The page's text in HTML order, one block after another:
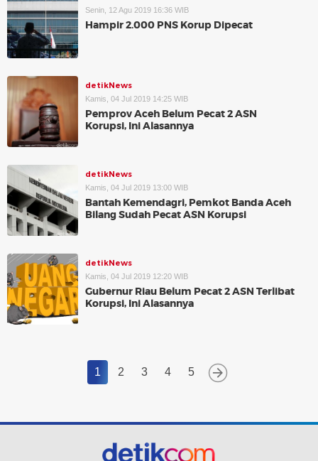
Senin, 12 Agu 2019 16:36 WIB
Hampir 2.000 PNS Korup Dipecat
detikNews
Kamis, 04 Jul 2019 14:25 WIB
Pemprov Aceh Belum Pecat 2 ASN
Korupsi, Ini Alasannya
detikNews
Kamis, 04 Jul 2019 13:00 WIB
Bantah Kemendagri, Pemkot Banda Aceh
Bilang Sudah Pecat ASN Korupsi
detikNews
Kamis, 04 Jul 2019 12:20 WIB
Gubernur Riau Belum Pecat 2 ASN Terlibat
Korupsi, Ini Alasannya
1 2 3 4 5